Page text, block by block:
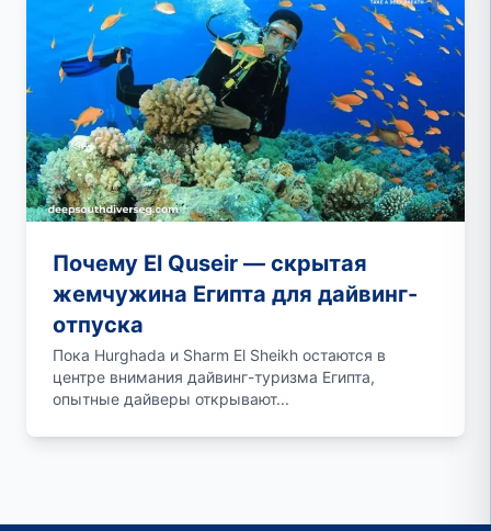
Почему El Quseir — скрытая
жемчужина Египта для дайвинг-
отпуска
Пока Hurghada и Sharm El Sheikh остаются в
центре внимания дайвинг-туризма Египта,
опытные дайверы открывают...